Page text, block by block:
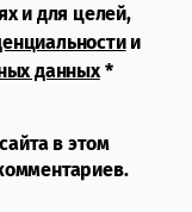
и для целей,
и
данных*
в этом